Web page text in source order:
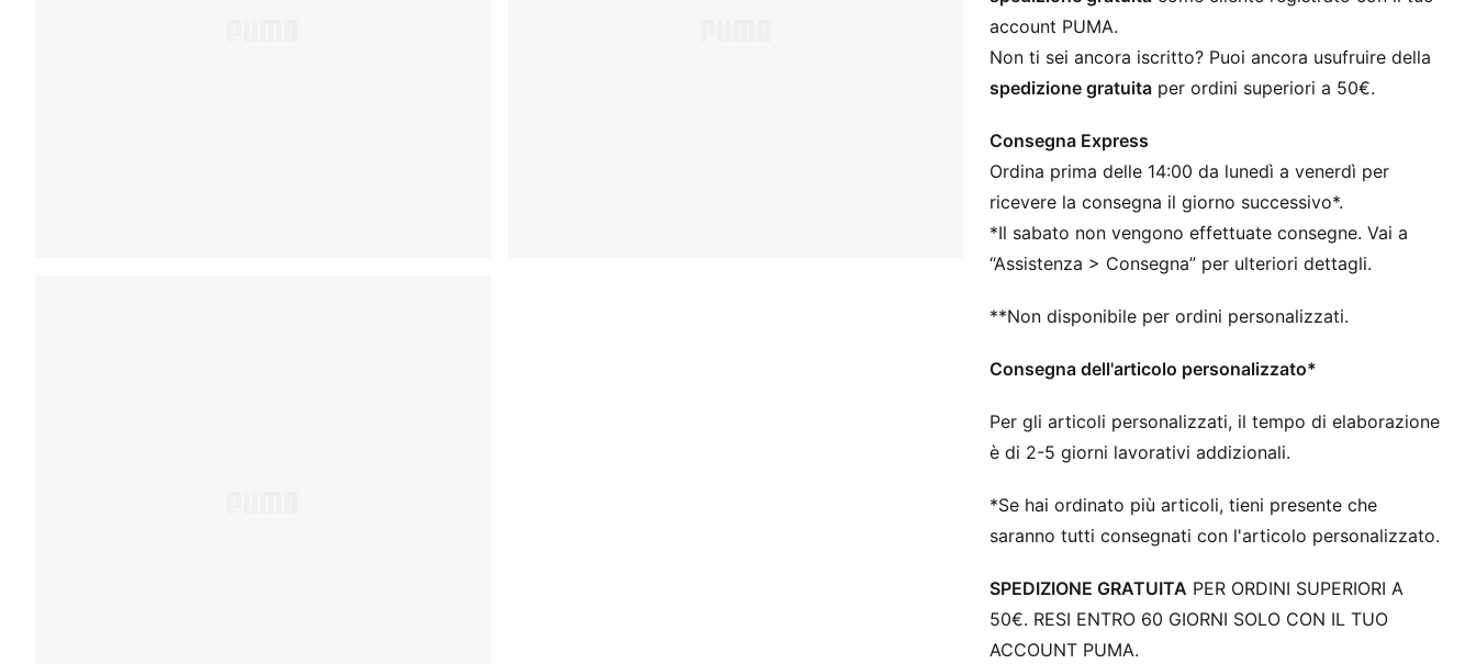
Lunghezza regolare
Tasca laterale
Loghi PUMA
account PUMA.
Non ti sei ancora iscritto? Puoi ancora usufruire della
spedizione gratuita per ordini superiori a 50€.
Consegna Express
Ordina prima delle 14:00 da lunedì a venerdì per
ricevere la consegna il giorno successivo*.
*Il sabato non vengono effettuate consegne. Vai a
“Assistenza > Consegna” per ulteriori dettagli.
**Non disponibile per ordini personalizzati.
Consegna dell'articolo personalizzato*
Per gli articoli personalizzati, il tempo di elaborazione
è di 2-5 giorni lavorativi addizionali.
*Se hai ordinato più articoli, tieni presente che
saranno tutti consegnati con l'articolo personalizzato.
SPEDIZIONE GRATUITA PER ORDINI SUPERIORI A
50€. RESI ENTRO 60 GIORNI SOLO CON IL TUO
ACCOUNT PUMA.